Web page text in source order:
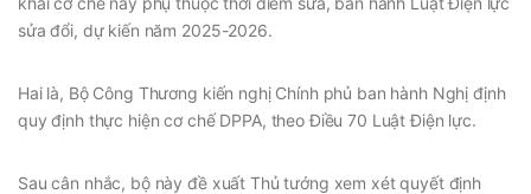
sửa đổi, dự kiến năm 2025-2026.
Hai là, Bộ Công Thương kiến nghị Chính phủ ban hành Nghị định
quy định thực hiện cơ chế DPPA, theo Điều 70 Luật Điện lực.
Sau cân nhắc, bộ này đề xuất Thủ tướng xem xét quyết định